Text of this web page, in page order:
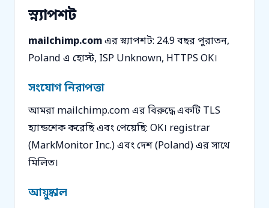
স্ন্যাপশট
mailchimp.comএর স্ন্যাপশট: 24.9 বছর পুরাতন,
Poland এ হোস্ট, ISP Unknown, HTTPS OK।
সংযোগ নিরাপত্তা
আমরা mailchimp.com এর বিরুদ্ধে একটি TLS
হ্যান্ডশেক করেছি এবং পেয়েছি: OK। registrar
(MarkMonitor Inc.) এবং দেশ (Poland) এর সাথে
মিলিত।
আয়ুষ্কাল